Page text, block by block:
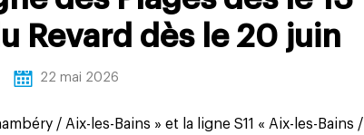
Revard dès le 20 juin
22 mai 2026
/ Aix-les-Bains » et la ligne S11 « Aix-les-Bains /